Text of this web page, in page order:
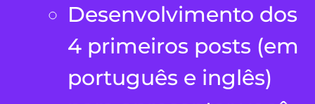
Desenvolvimento dos
4 primeiros posts (em
português e inglês)